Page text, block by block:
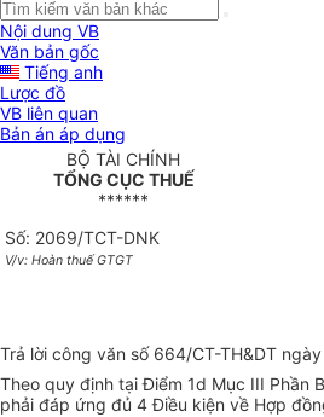
Nội dung VB
Văn bản gốc
Tiếng anh
Lược đồ
VB liên quan
Bản án áp dụng
BỘ TÀI CHÍNH
TỔNG CỤC THUẾ
******
Số: 2069/TCT-DNK
V/v: Hoàn thuế GTGT
Trả lời công văn số 664/CT-TH&DT
Theo quy định tại Điểm 1d Mục III Phần
phải đáp ứng đủ 4 Điều kiện về Hợp